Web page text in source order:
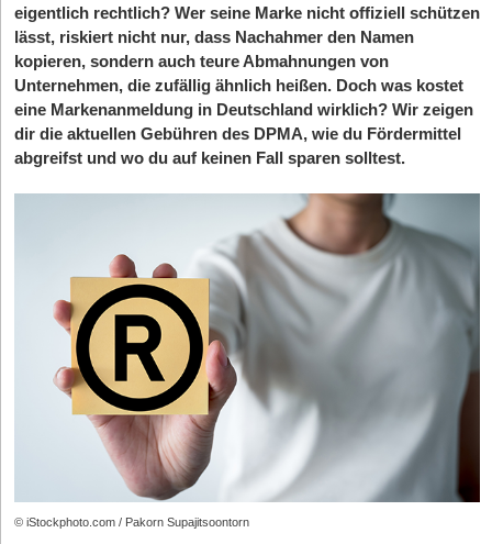
eigentlich rechtlich? Wer seine Marke nicht offiziell schützen
lässt, riskiert nicht nur, dass Nachahmer den Namen
kopieren, sondern auch teure Abmahnungen von
Unternehmen, die zufällig ähnlich heißen. Doch was kostet
eine Markenanmeldung in Deutschland wirklich? Wir zeigen
dir die aktuellen Gebühren des DPMA, wie du Fördermittel
abgreifst und wo du auf keinen Fall sparen solltest.
© iStockphoto.com / Pakorn Supajitsoontorn